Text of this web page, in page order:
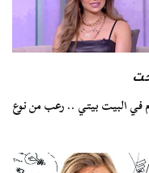
في البيت بيتي .. رعب من نوع